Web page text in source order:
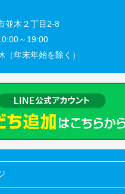
並木２丁目2-8
～19:00
（年末年始を除く）